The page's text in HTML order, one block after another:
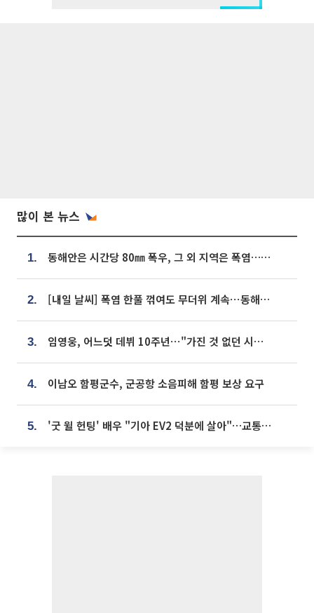
많이 본 뉴스
1. 동해안은 시간당 80㎜ 폭우, 그 외 지역은 폭염…‘극과 극 날씨’
2. [내일 날씨] 폭염 한풀 꺾여도 무더위 계속⋯동해안 이틀 연속 비
3. 임영웅, 어느덧 데뷔 10주년⋯"가진 것 없던 시절, 내 앞엔 20명의 팬뿐"
4. 이남오 함평군수, 군공항 소음피해 함평 보상 요구
5. '굿 윌 헌팅' 배우 "기아 EV2 덕분에 살아"…교통사고 후 안전성 극찬